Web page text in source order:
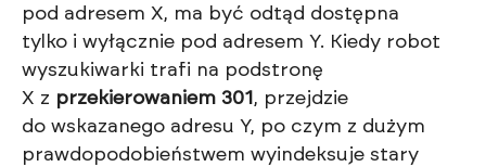
pod adresem X, ma być odtąd dostępna
tylko i wyłącznie pod adresem Y. Kiedy robot
wyszukiwarki trafi na podstronę
X z przekierowaniem 301 , przejdzie
do wskazanego adresu Y, po czym z dużym
prawdopodobieństwem wyindeksuje stary